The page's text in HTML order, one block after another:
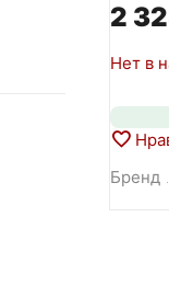
2
Нет в
Бренд